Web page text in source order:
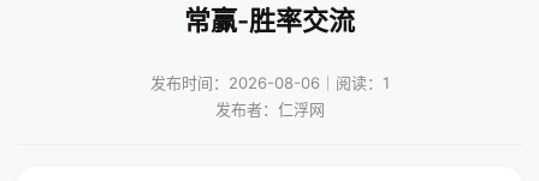
常赢-胜率交流
发布时间：2026-08-06｜阅读：1
发布者：仁浮网